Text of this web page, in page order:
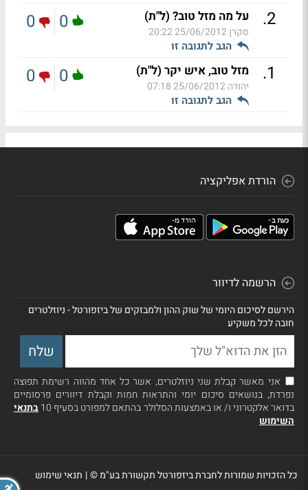
2
. על מה מזל טוב? (ל"ת)
סקרן25/06/2012 20:22
הגב לתגובה זו
0
0
1
. מזל טוב, איש יקר (ל"ת)
יהודה25/06/2012 07:18
הגב לתגובה זו
0
0
הורדת אפליקציה
הרשמה לדיוור
הירשם לסיכום היומי של שוק ההון ולמבזקים של ביזפורטל - ניוזלטרים
חובה לכל משקיע
אני מאשר קבלת שני ניוזלטרים, אשר כל אחד מהווה רשימת תפוצה
נפרדת, בנושאים סיכום יומי והתראות חמות וקבלת דיוורים פרסומיים
בדואר אלקטרוני ו/ או באמצעות הסלולר בהתאם למפורט בסעיף 10
בתנאי
השימוש
כל הזכויות שמורות לחברת ביזפורטל תקשורת בע"מ ©| תנאי שימוש